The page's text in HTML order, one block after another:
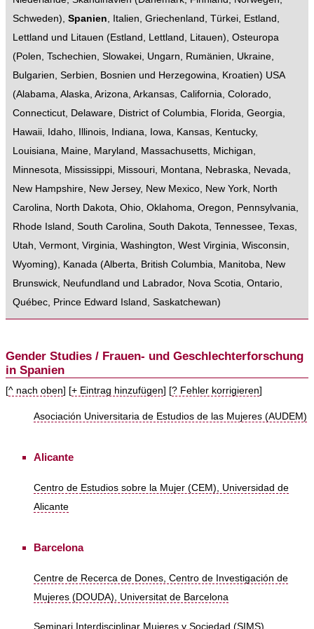
Schweden), Spanien, Italien, Griechenland , Türkei, Estland,
Lettland und Litauen (Estland , Lettland , Litauen), Osteuropa
(Polen, Tschechien, Slowakei, Ungarn, Rumänien, Ukraine,
Bulgarien, Serbien, Bosnien und Herzegowina, Kroatien) USA
(Alabama, Alaska, Arizona, Arkansas, California, Colorado,
Connecticut, Delaware, District of Columbia, Florida, Georgia,
Hawaii, Idaho, Illinois, Indiana, Iowa, Kansas, Kentucky,
Louisiana, Maine, Maryland , Massachusetts, Michigan,
Minnesota, Mississippi, Missouri, Montana, Nebraska, Nevada,
New Hampshire, New Jersey, New Mexico, New York, North
Carolina, North Dakota, Ohio, Oklahoma, Oregon, Pennsylvania,
Rhode Island , South Carolina, South Dakota, Tennessee, Texas,
Utah, Vermont, Virginia, Washington, West Virginia, Wisconsin,
Wyoming), Kanada (Alberta, British Columbia, Manitoba, New
Brunswick, Neufundland und Labrador, Nova Scotia, Ontario,
Québec, Prince Edward Island , Saskatchewan)
Gender Studies / Frauen- und Geschlechterforschung
in Spanien
[^ nach oben] [+ Eintrag hinzufügen] [? Fehler korrigieren]
Asociación Universitaria de Estudios de las Mujeres (AUDEM)
Alicante
Centro de Estudios sobre la Mujer (CEM), Universidad de
Alicante
Barcelona
Centre de Recerca de Dones, Centro de Investigación de
Mujeres (DOUDA), Universitat de Barcelona
Seminari Interdisciplinar Mujeres y Sociedad (SIMS),